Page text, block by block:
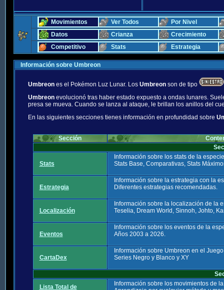
Movimientos Ver Todos
Por Nivel
Datos
Crianza
Crecimiento
Competitivo
Stats Estrategia
Información sobre Umbreon
Umbreon es el Pokémon Luz Lunar. Los Umbreon son de tipo
Umbreon evolucionó tras haber estado expuesto a ondas lunares.
presa se mueva. Cuando se lanza al ataque, le brillan los anillos del
En las siguientes secciones tienes información en profundidad sobre
Sección
Stats
Información sobre los stats de la
Stats Base, Comparativas, Stats
Estrategia
Información sobre la estrategia con la
Diferentes estrategias recomendadas.
Localización
Información sobre la localización de la
Teselia, Dream World, Sinnoh, Johto,
Eventos
Información sobre los eventos de la
Años 2003 a 2026.
CartaDex
Información sobre Umbreon en el
Series Negro y Blanco y XY
Lista Total de
Información sobre los movimientos de